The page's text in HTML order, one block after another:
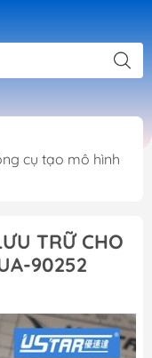
cụ tạo mô hình
TRỮ CHO
90252